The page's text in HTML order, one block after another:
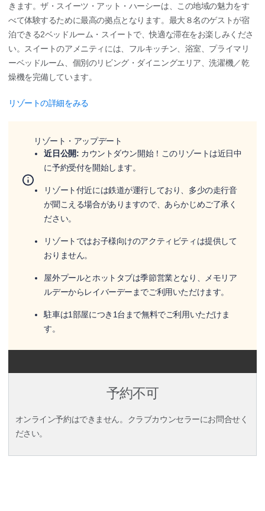
きます。ザ・スイーツ・アット・ハーシーは、この地域の魅力をす
べて体験するために最高の拠点となります。最大８名のゲストが宿
泊できる2ベッドルーム・スイートで、快適な滞在をお楽しみくださ
い。スイートのアメニティには、フルキッチン、浴室、プライマリ
ーベッドルーム、個別のリビング・ダイニングエリア、洗濯機／乾
燥機を完備しています。
リゾートの詳細をみる
リゾート・アップデート
近日公開: カウントダウン開始！このリゾートは近日中
に予約受付を開始します。
リゾート付近には鉄道が運行しており、多少の走行音
が聞こえる場合がありますので、あらかじめご了承く
ださい。
リゾートではお子様向けのアクティビティは提供して
おりません。
屋外プールとホットタブは季節営業となり、メモリア
ルデーからレイバーデーまでご利用いただけます。
駐車は1部屋につき1台まで無料でご利用いただけま
す。
予約不可
オンライン予約はできません。クラブカウンセラーにお問合せく
ださい。